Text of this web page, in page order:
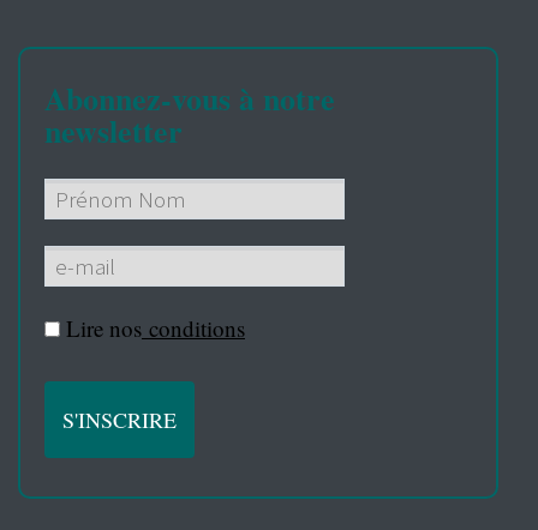
Abonnez-vous à notre
newsletter
Lire nos conditions